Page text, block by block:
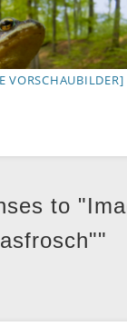
VORSCHAUBILDER]
to